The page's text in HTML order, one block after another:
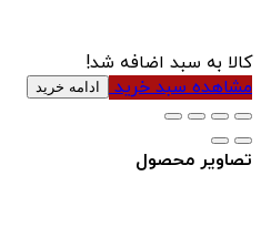
کالا به سبد اضافه شد!
مشاهده سبد خرید ادامه خرید
تصاویر محصول